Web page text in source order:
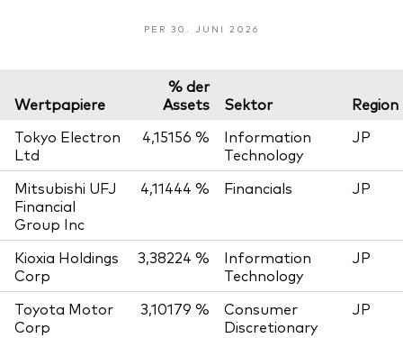
PER 30. JUNI 2026
Wertpapiere
% der
Assets
Sektor
Region
Tokyo Electron
Ltd
4,15156 %
Information
Technology
JP
Mitsubishi UFJ
Financial
Group Inc
4,11444 % Financials JP
Kioxia Holdings
Corp
3,38224 %
Information
Technology
JP
Toyota Motor
Corp
3,10179 %
Consumer
Discretionary
JP